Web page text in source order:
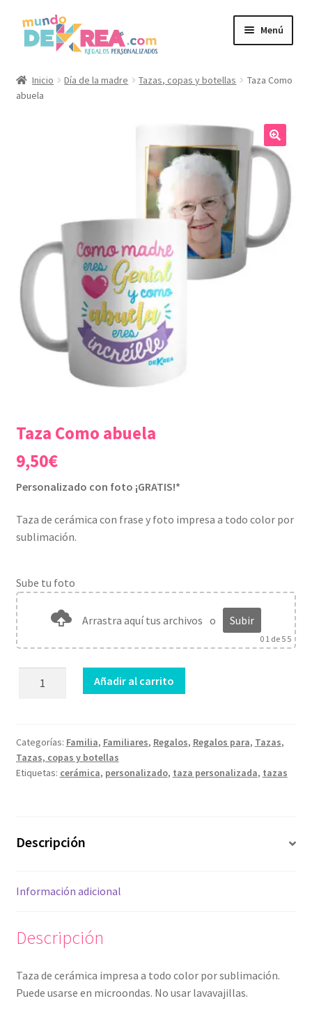
Ir
navegación
Ir
contenido
Menú
Personalizados
el
menú
hijo
el
hijo
Rincón Friki
Trailo Studios
Inicio Día de la madre Tazas, copas y botellas
Taza Como
abuela
🔍
Taza Como abuela
9,50€
Personalizado con foto ¡GRATIS!*
Taza de cerámica con frase y foto impresa a todo color por
sublimación.
Sube tu foto
Arrastra aquí tus archivos o Subir
0 1 de 5 5
Taza
Como
Añadir al carrito
Categorías: Familia, Familiares, Regalos, Regalos para, Tazas,
Tazas, copas y botellas
Etiquetas: cerámica, personalizado, taza personalizada, tazas
Descripción
Información adicional
Descripción
Taza de cerámica impresa a todo color por sublimación.
Puede usarse en microondas. No usar lavavajillas.